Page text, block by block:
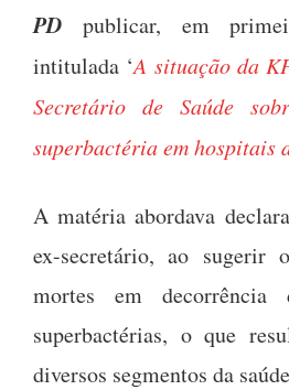
PD publicar, em
intitulada ‘A situação da
Secretário de Saúde
superbactéria em hospitais
A matéria abordava
ex-secretário, ao sugerir
mortes em decorrência
superbactérias, o que
diversos segmentos da